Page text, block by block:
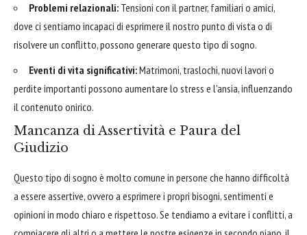
Problemi relazionali: Tensioni con il partner, familiari o amici,
dove ci sentiamo incapaci di esprimere il nostro punto di vista o di
risolvere un conflitto, possono generare questo tipo di sogno.
Eventi di vita significativi:Matrimoni, traslochi, nuovi lavori o
perdite importanti possono aumentare lo stress e l'ansia, influenzando
il contenuto onirico.
Mancanza di Assertività e Paura del
Giudizio
Questo tipo di sogno è molto comune in persone che hanno difficoltà
a essere assertive, ovvero a esprimere i propri bisogni, sentimenti e
opinioni in modo chiaro e rispettoso. Se tendiamo a evitare i conflitti, a